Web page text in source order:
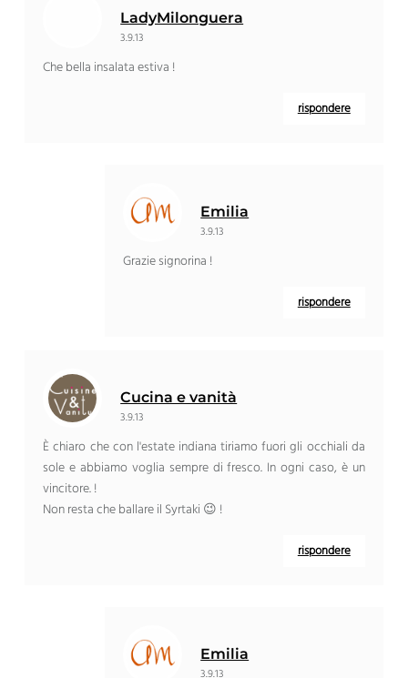
LadyMilonguera
3.9.13
Che bella insalata estiva !
rispondere
Emilia
3.9.13
Grazie signorina !
rispondere
Cucina e vanità
3.9.13
È chiaro che con l'estate indiana tiriamo fuori gli occhiali da
sole e abbiamo voglia sempre di fresco. In ogni caso, è un
vincitore. !
Non resta che ballare il Syrtaki 😉 !
rispondere
Emilia